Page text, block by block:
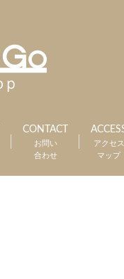
CONTACT
お問い
合わせ
アクセス
マップ